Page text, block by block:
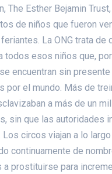
The Esther Bejamin
de niños que fueron
La ONG trata de
todos esos niños que,
encuentran sin
por el mundo. Más de
a más de un
sin que las autoridades
Los circos viajan a lo
continuamente de
a prostituirse para